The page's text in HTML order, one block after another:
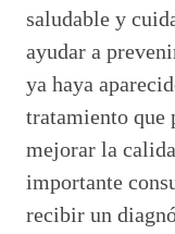
saludable y
ayudar a
ya haya
tratamiento que
mejorar la
importante
recibir un